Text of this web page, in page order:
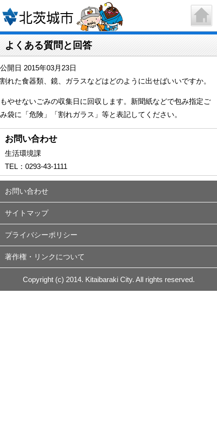
よくある質問と回答
公開日 2015年03月23日
割れた食器類、鏡、ガラスなどはどのように出せばいいですか。
もやせないごみの収集日に回収します。新聞紙などで包み指定ご
み袋に「危険」「割れガラス」等と表記してください。
お問い合わせ
生活環境課
TEL： 0293-43-1111
お問い合わせ
サイトマップ
プライバシーポリシー
著作権・リンクについて
Copyright (c) 2014. Kitaibaraki City. All rights reserved.